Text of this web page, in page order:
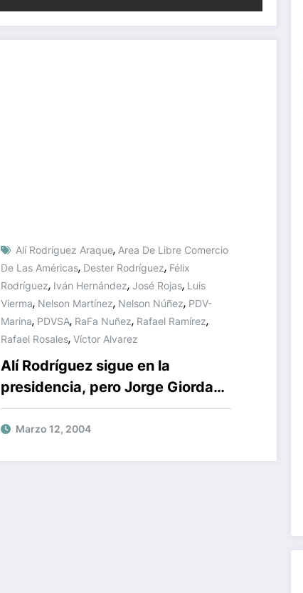
Alí Rodríguez Araque, Area De Libre Comercio
De Las Américas, Dester Rodríguez, Félix
Rodríguez, Iván Hernández, José Rojas, Luis
Vierma, Nelson Martínez, Nelson Núñez, PDV-
Marina, PDVSA, RaFa Nuñez, Rafael Ramírez,
Rafael Rosales, Víctor Alvarez
Alí Rodríguez sigue en la
presidencia, pero Jorge Giordani
ubicó de segundo a José Rojas
Marzo 12, 2004